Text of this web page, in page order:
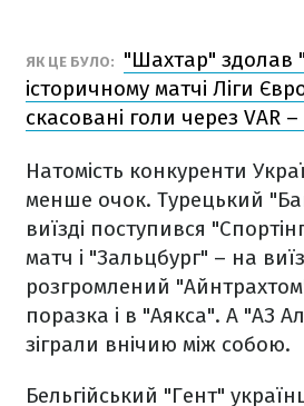
ЯК ЦЕ БУЛО:
"Шахтар" здолав
історичному матчі Ліги
скасовані голи через VAR –
Натомість конкуренти
менше очок. Турецький
виїзді поступився
матч і "Зальцбург" – на
розгромлений
поразка і в "Аякса". А "АЗ
зіграли внічию між собою.
Бельгійський "Гент"